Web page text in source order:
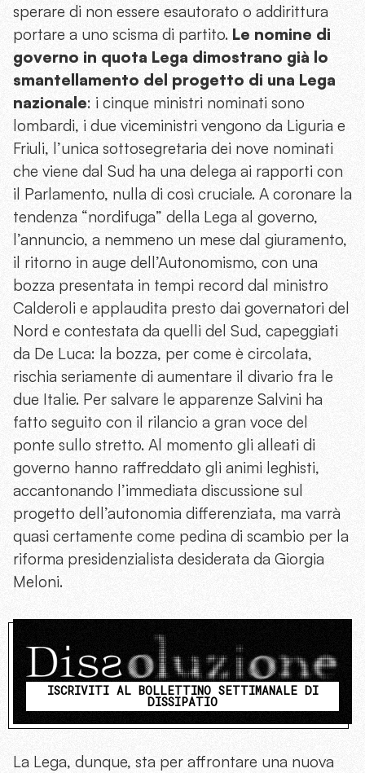
sperare di non essere esautorato o addirittura
portare a uno scisma di partito. Le nomine di
governo in quota Lega dimostrano già lo
smantellamento del progetto di una Lega
nazionale: i cinque ministri nominati sono
lombardi, i due viceministri vengono da Liguria e
Friuli, l’unica sottosegretaria dei nove nominati
che viene dal Sud ha una delega ai rapporti con
il Parlamento, nulla di così cruciale. A coronare la
tendenza “nordifuga” della Lega al governo,
l’annuncio, a nemmeno un mese dal giuramento,
il ritorno in auge dell’Autonomismo, con una
bozza presentata in tempi record dal ministro
Calderoli e applaudita presto dai governatori del
Nord e contestata da quelli del Sud, capeggiati
da De Luca: la bozza, per come è circolata,
rischia seriamente di aumentare il divario fra le
due Italie. Per salvare le apparenze Salvini ha
fatto seguito con il rilancio a gran voce del
ponte sullo stretto. Al momento gli alleati di
governo hanno raffreddato gli animi leghisti,
accantonando l’immediata discussione sul
progetto dell’autonomia differenziata, ma varrà
quasi certamente come pedina di scambio per la
riforma presidenzialista desiderata da Giorgia
Meloni.
ISCRIVITI AL BOLLETTINO SETTIMANALE DI
DISSIPATIO
La Lega, dunque, sta per affrontare una nuova